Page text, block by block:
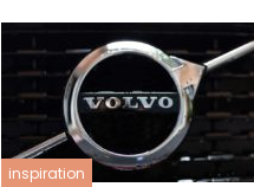
inspiration